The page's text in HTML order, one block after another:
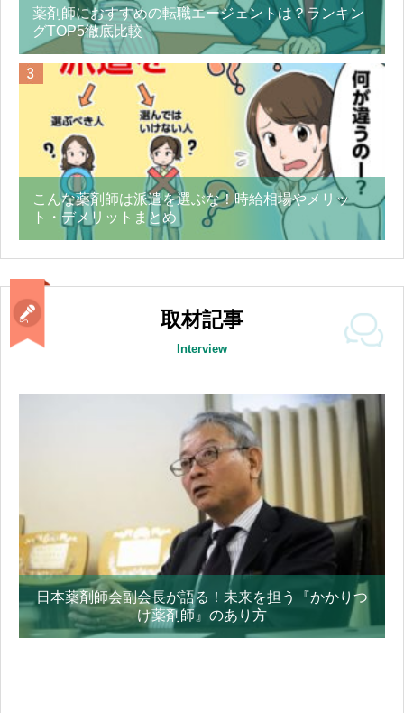
薬剤師におすすめの転職エージェントは？ランキン
グTOP5徹底比較
こんな薬剤師は派遣を選ぶな！時給相場やメリッ
ト・デメリットまとめ
取材記事
Interview
日本薬剤師会副会長が語る！未来を担う『かかりつ
け薬剤師』のあり方